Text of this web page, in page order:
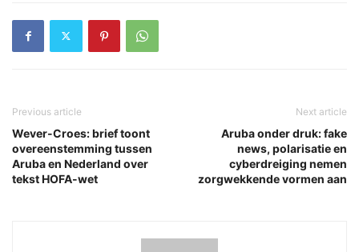
Previous article
Wever-Croes: brief toont
overeenstemming tussen
Aruba en Nederland over
tekst HOFA-wet
Next article
Aruba onder druk: fake
news, polarisatie en
cyberdreiging nemen
zorgwekkende vormen aan